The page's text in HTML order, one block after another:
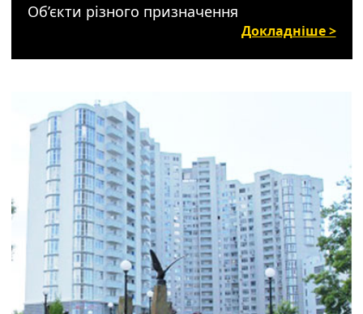
Об’єкти різного призначення
Докладніше >